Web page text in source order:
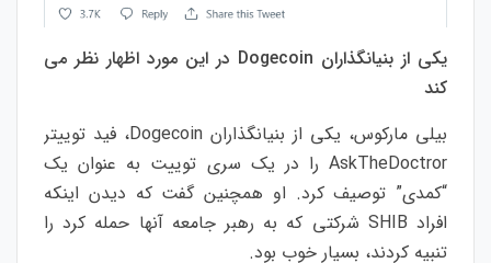
یکی از بنیانگذاران Dogecoin در این مورد اظهار نظر می
کند
بیلی مارکوس، یکی از بنیانگذاران Dogecoin، فید توییتر
AskTheDoctror را در یک سری توییت به عنوان یک
“کمدی” توصیف کرد. او همچنین گفت که دیدن اینکه
افراد SHIB شرکتی که به رهبر جامعه آنها حمله کرد را
تنبیه کردند، بسیار خوب بود.